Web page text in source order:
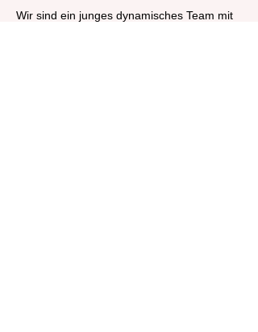
Wir sind ein junges dynamisches Team mit